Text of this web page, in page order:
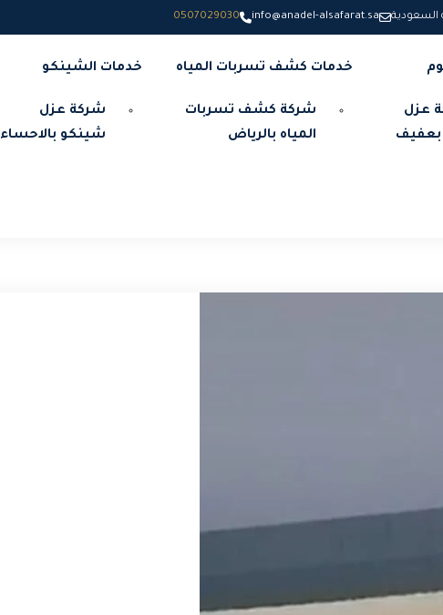
السعودية info@anadel-alsafarat.sa
0507029030
عزل
بعفيف
خدمات كشف تسربات المياه
شركة كشف تسربات
المياه بالرياض
خدمات الشينكو
شركة عزل
شينكو بالاحساء